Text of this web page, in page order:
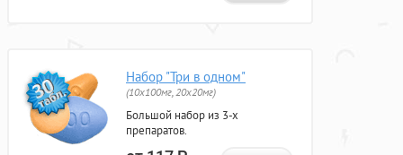
Набор "Три в одном"
(10x100мг, 20x20мг)
Большой набор из 3-х
препаратов.